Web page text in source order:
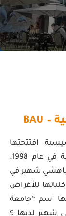
–
BAU
افتتحتها
مؤسسة باهشي شهير – أوغور التعليمية في عام 1998.
باهشي شهير في
للأغراض
2007. يطلق عليها اسم “جامعة
عالمية في قلب اسطنبول” جامعة باهشي شهير لديها 9